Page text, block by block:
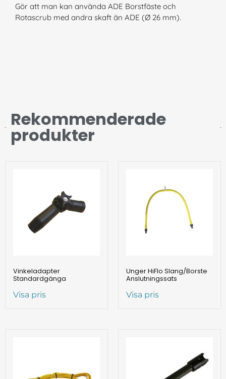
Gör att man kan använda ADE Borstfäste och
Rotascrub med andra skaft än ADE (Ø 26 mm).
Rekommenderade
produkter
Vinkeladapter
Standardgänga
Visa pris
Unger HiFlo Slang/Borste
Anslutningssats
Visa pris